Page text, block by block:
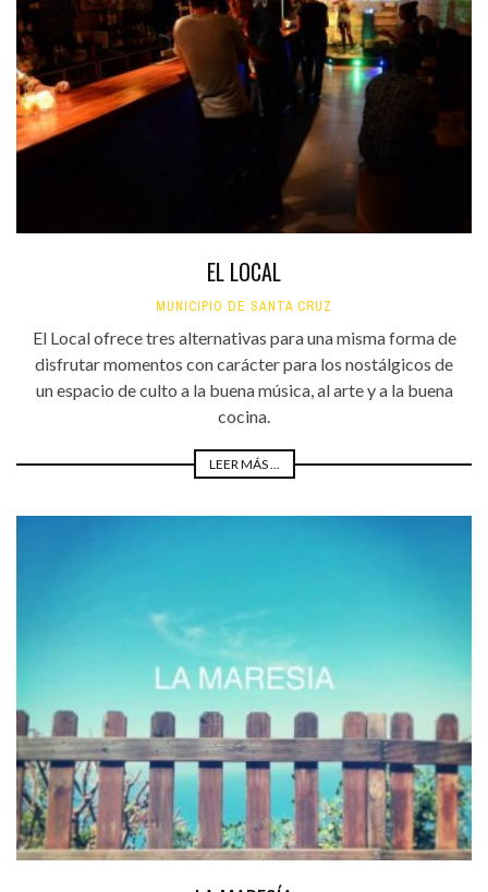
EL LOCAL
MUNICIPIO DE SANTA CRUZ
El Local ofrece tres alternativas para una misma forma de
disfrutar momentos con carácter para los nostálgicos de
un espacio de culto a la buena música, al arte y a la buena
cocina.
LEER MÁS ...